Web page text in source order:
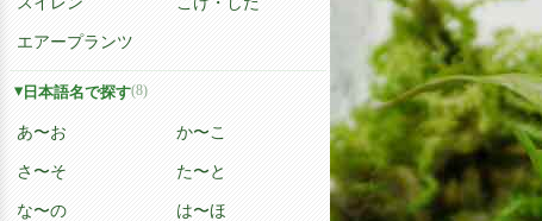
エアープランツ
日本語名で探す(8)
あ〜お か〜こ
さ〜そ た〜と
な〜の は〜ほ